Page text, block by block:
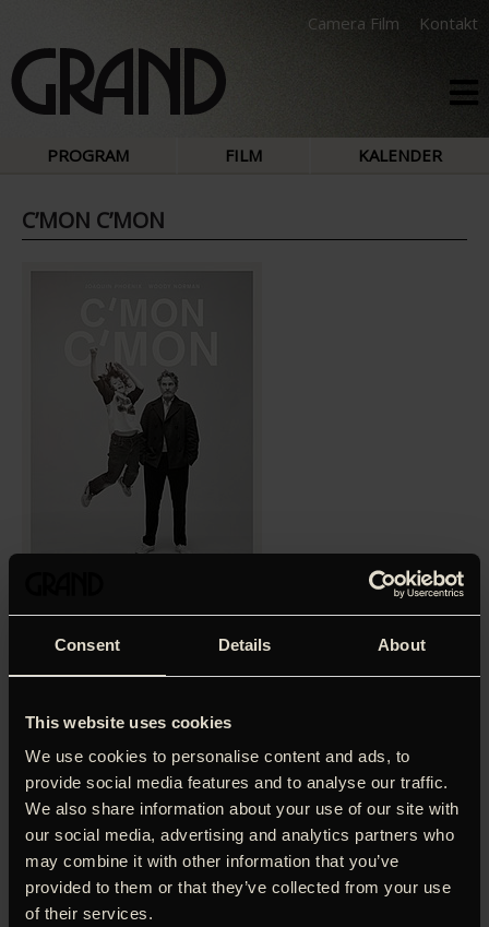
Consent Details About
This website uses cookies
We use cookies to personalise content and ads, to
provide social media features and to analyse our traffic.
We also share information about your use of our site with
our social media, advertising and analytics partners who
may combine it with other information that you’ve
provided to them or that they’ve collected from your use
of their services.
Camera Film Kontakt
PROGRAM FILM KALENDER
C’MON C’MON
‘En vidunderlig og eftertænksom film om faderrollen og
tilværelsens tvetydighed.’Nanna Frank, Politiken (5 hjerter)
Radiojournalisten Johnny (Joaquin Phoenix) og hans unge
nevø (Woody Norman) knytter en tæt og særlig relation,
da de uventet bliver tvunget til at være sammen og er
nødt til få en dagligdag til at fungere. ‘C’mon C’mon’ er en
sprød og dybt rørende fortælling om forholdet mellem
børn og voksne – og om fortid og fremtid i en mere og
mere uforudsigelig verden. Joaquin Phoenix er tilbage i sin
første rolle siden ‘Joker’ og viser med ‘C’mon C’mon’ en helt
anden side af sit enorme talent.